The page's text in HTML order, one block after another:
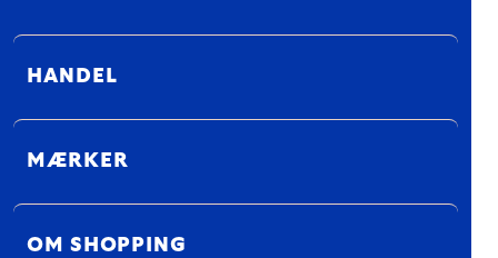
HANDEL
MÆRKER
OM SHOPPING